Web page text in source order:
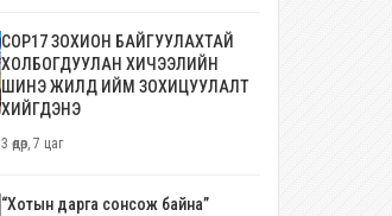
COP17 ЗОХИОН БАЙГУУЛАХТАЙ
ХОЛБОГДУУЛАН ХИЧЭЭЛИЙН
ШИНЭ ЖИЛД ИЙМ ЗОХИЦУУЛАЛТ
ХИЙГДЭНЭ
3 өдөр, 7 цаг
“Хотын дарга сонсож байна”